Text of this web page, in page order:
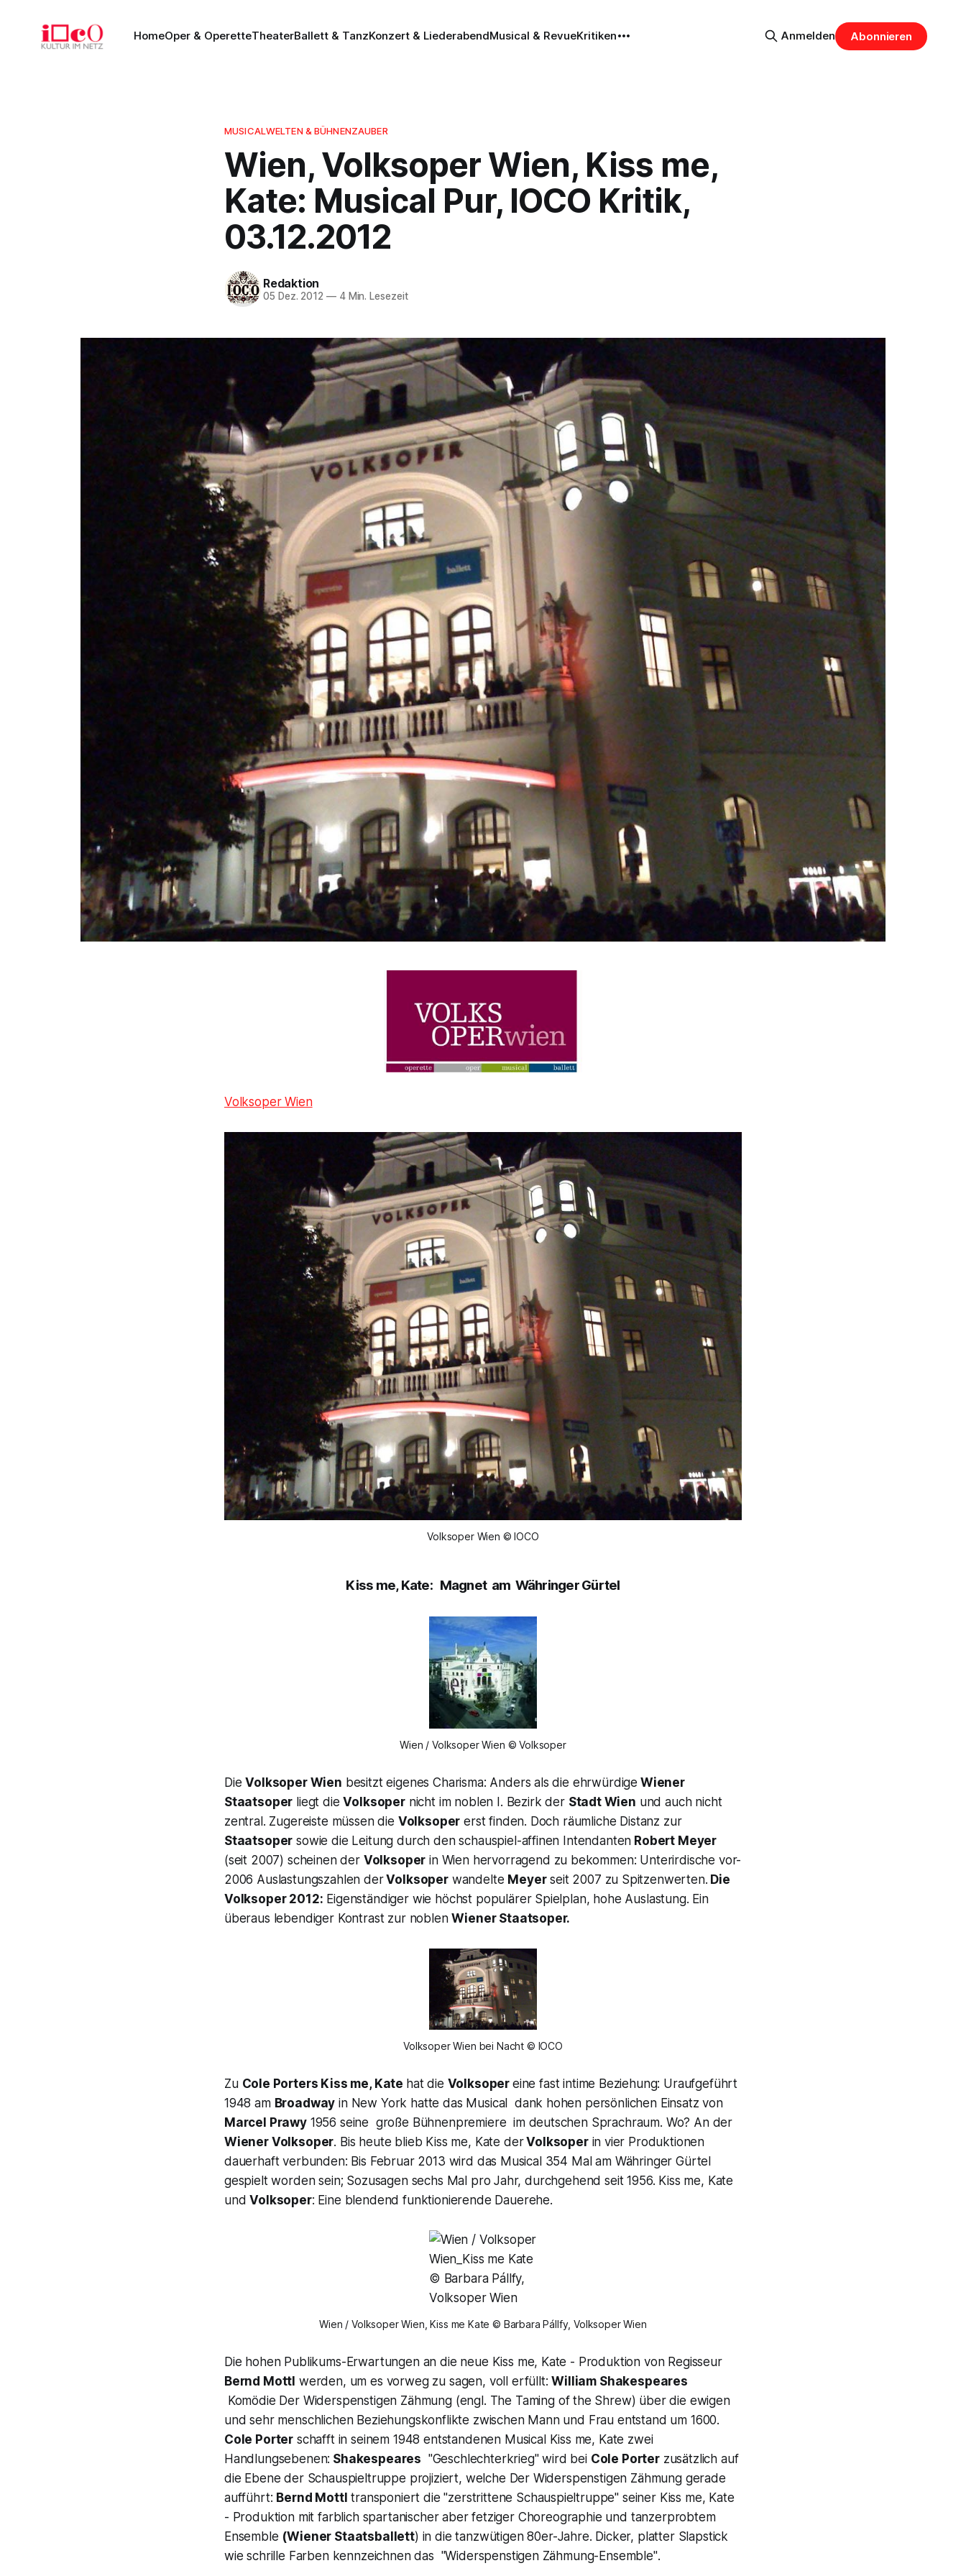
HomeOper & OperetteTheaterBallett & TanzKonzert & LiederabendMusical & RevueKritiken Anmelden Abonnieren
MUSICALWELTEN & BÜHNENZAUBER
Wien, Volksoper Wien, Kiss me,
Kate: Musical Pur, IOCO Kritik,
03.12.2012
Redaktion
05 Dez. 2012 —4 Min. Lesezeit
Volksoper Wien
Volksoper Wien © IOCO
Kiss me, Kate: Magnet am Währinger Gürtel
Wien / Volksoper Wien © Volksoper
DieVolksoper Wien besitzt eigenes Charisma: Anders als die ehrwürdige Wiener
Staatsoper liegt dieVolksopernicht im noblen I. Bezirk der Stadt Wien und auch nicht
zentral. Zugereiste müssen die Volksoper erst finden. Doch räumliche Distanz zur
Staatsoper sowie die Leitung durch den schauspiel-affinen Intendanten Robert Meyer
(seit 2007) scheinen der Volksoper in Wien hervorragend zu bekommen: Unterirdische vor-
2006 Auslastungszahlen derVolksoperwandelte Meyerseit 2007 zu Spitzenwerten. Die
Volksoper 2012: Eigenständiger wie höchst populärer Spielplan, hohe Auslastung. Ein
überaus lebendiger Kontrast zur noblenWiener Staatsoper.
Volksoper Wien bei Nacht © IOCO
Zu Cole Porters Kiss me, Kate hat die Volksoper eine fast intime Beziehung: Uraufgeführt
1948 am Broadway in New York hatte das Musical dank hohen persönlichen Einsatz von
Marcel Prawy1956 seine große Bühnenpremiere im deutschen Sprachraum. Wo? An der
Wiener Volksoper. Bis heute blieb Kiss me, Kate derVolksoperin vier Produktionen
dauerhaft verbunden: Bis Februar 2013 wird das Musical 354 Mal am Währinger Gürtel
gespielt worden sein; Sozusagen sechs Mal pro Jahr, durchgehend seit 1956. Kiss me, Kate
undVolksoper: Eine blendend funktionierende Dauerehe.
Wien / Volksoper Wien, Kiss me Kate © Barbara Pállfy, Volksoper Wien
Die hohen Publikums-Erwartungen an die neue Kiss me, Kate - Produktion von Regisseur
Bernd Mottl werden, um es vorweg zu sagen, voll erfüllt:William Shakespeares
Komödie Der Widerspenstigen Zähmung(engl. The Taming of the Shrew) über die ewigen
und sehr menschlichen Beziehungskonflikte zwischen Mann und Frau entstand um 1600.
Cole Porter schafft in seinem 1948 entstandenen MusicalKiss me, Kate zwei
Handlungsebenen: Shakespeares "Geschlechterkrieg"wird bei Cole Porterzusätzlich auf
die Ebene der Schauspieltruppe projiziert, welche Der Widerspenstigen Zähmunggerade
aufführt: Bernd Mottl transponiert die "zerstrittene Schauspieltruppe" seiner Kiss me, Kate
- Produktion mit farblich spartanischer aber fetziger Choreographie und tanzerprobtem
Ensemble (Wiener Staatsballett) in die tanzwütigen 80er-Jahre. Dicker, platter Slapstick
wie schrille Farben kennzeichnen das "Widerspenstigen Zähmung-Ensemble".